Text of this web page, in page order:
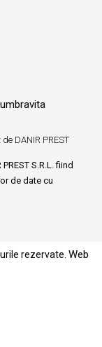
DANIR PREST
S.R.L. fiind
de date cu
rezervate. Web